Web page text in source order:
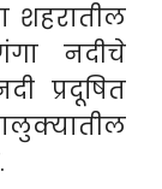
शहरातील
नदीचे
प्रदूषित